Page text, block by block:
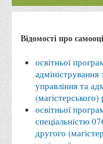
Історія інституту
Інститут сьогодні
Місія та цілі
Про порядок
Публічна
Заходи
Відомості про
освітньої
адміністрування
управління та
(магістерського)
освітньої
спеціальністю
другого